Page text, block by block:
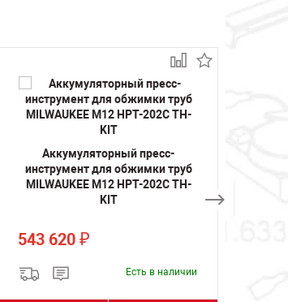
Аккумуляторный пресс-
инструмент для обжимки труб
MILWAUKEE M12 HPT-202C TH-
KIT
543 620 ₽
Есть в наличии